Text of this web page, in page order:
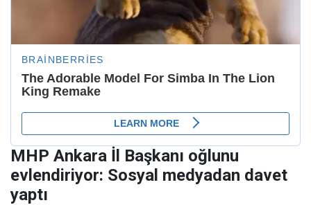
MHP Ankara İl Başkanı oğlunu
evlendiriyor: Sosyal medyadan davet
yaptı